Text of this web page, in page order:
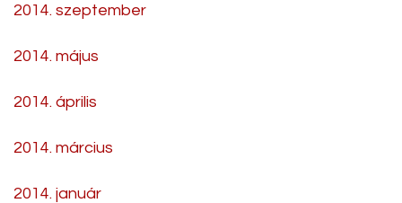
2014. szeptember
2014. május
2014. április
2014. március
2014. január